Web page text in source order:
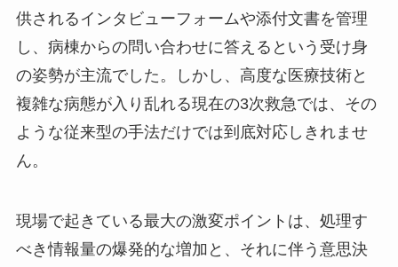
供されるインタビューフォームや添付文書を管理
し、病棟からの問い合わせに答えるという受け身
の姿勢が主流でした。しかし、高度な医療技術と
複雑な病態が入り乱れる現在の3次救急では、その
ような従来型の手法だけでは到底対応しきれませ
ん。
現場で起きている最大の激変ポイントは、処理す
べき情報量の爆発的な増加と、それに伴う意思決